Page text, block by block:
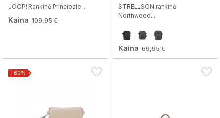
JOOP! Rankinė Principale...
Kaina 109,95 €
STRELLSON rankinė
Northwood...
Kaina 69,95 €
−60%